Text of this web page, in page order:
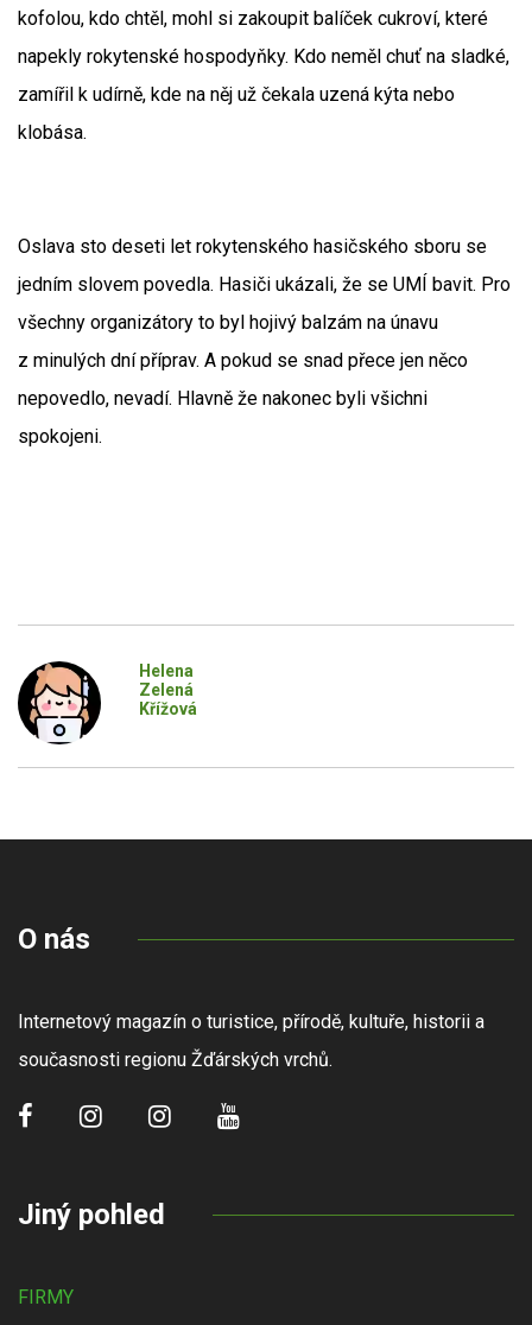
kofolou, kdo chtěl, mohl si zakoupit balíček cukroví, které
napekly rokytenské hospodyňky. Kdo neměl chuť na sladké,
zamířil k udírně, kde na něj už čekala uzená kýta nebo
klobása.
Oslava sto deseti let rokytenského hasičského sboru se
jedním slovem povedla. Hasiči ukázali, že se UMÍ bavit. Pro
všechny organizátory to byl hojivý balzám na únavu
z minulých dní příprav. A pokud se snad přece jen něco
nepovedlo, nevadí. Hlavně že nakonec byli všichni
spokojeni.
Helena
Zelená
Křížová
O nás
Internetový magazín o turistice, přírodě, kultuře, historii a
současnosti regionu Žďárských vrchů.
Jiný pohled
FIRMY